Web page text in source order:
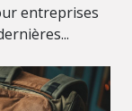
entreprises